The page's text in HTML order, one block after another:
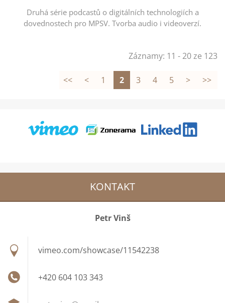
Druhá série podcastů o digitálních technologiích a
dovednostech pro MPSV. Tvorba audio i videoverzí.
Záznamy: 11 - 20 ze 123
<< < 1 2 3 4 5 > >>
KONTAKT
Petr Vinš
vimeo.com/showcase/11542238
+420 604 103 343